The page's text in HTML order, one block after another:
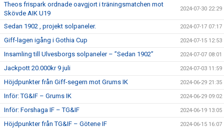
Theos frispark ordnade oavgjort i träningsmatchen mot
Skövde AIK U19
2024-07-30 22:29
Sedan 1902 , projekt solpaneler. 2024-07-17 07:17
Giff-lagen igång i Gothia Cup 2024-07-15 12:53
Insamling till Ulvesborgs solpaneler – ”Sedan 1902” 2024-07-07 08:01
Jackpott 20.000kr 9 juli 2024-07-03 11:59
Höjdpunkter från Giff-segern mot Grums IK 2024-06-29 21:35
Inför: TG&IF – Grums IK 2024-06-29 09:02
Inför: Forshaga IF – TG&IF 2024-06-19 13:05
Höjdpunkter från TG&IF – Götene IF 2024-06-15 16:07